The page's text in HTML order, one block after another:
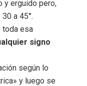
y erguido pero,
a 45°.
toda esa
signo
según lo
y luego se